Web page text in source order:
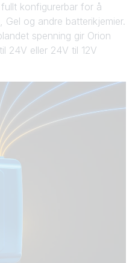
konfigurerbar for å
Gel og andre batterikjemier.
spenning gir Orion
24V eller 24V til 12V